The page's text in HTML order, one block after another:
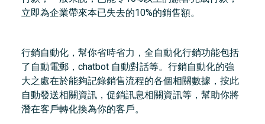
立即為企業帶來本已失去的10%的銷售額。
行銷自動化，幫你省時省力，全自動化行銷功能包括
了自動電郵，chatbot 自動對話等。行銷自動化的強
大之處在於能夠記錄銷售流程的各個相關數據，按此
自動發送相關資訊，促銷訊息相關資訊等，幫助你將
潛在客戶轉化換為你的客戶。